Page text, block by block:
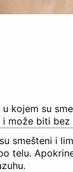
kojem su
može biti bez
smešteni i
telu.